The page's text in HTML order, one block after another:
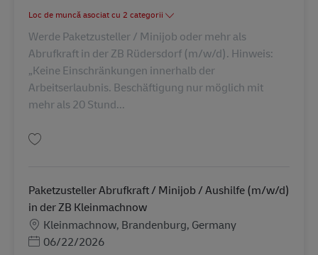
Loc de muncă asociat cu 2 categorii
Werde Paketzusteller / Minijob oder mehr als
Abrufkraft in der ZB Rüdersdorf (m/w/d). Hinweis:
„Keine Einschränkungen innerhalb der
Arbeitserlaubnis. Beschäftigung nur möglich mit
mehr als 20 Stund...
Paketzusteller Abrufkraft / Minijob / Aushilfe (m/w/d)
in der ZB Kleinmachnow
LocațieKleinmachnow, Brandenburg, Germany
Posted Date
06/22/2026